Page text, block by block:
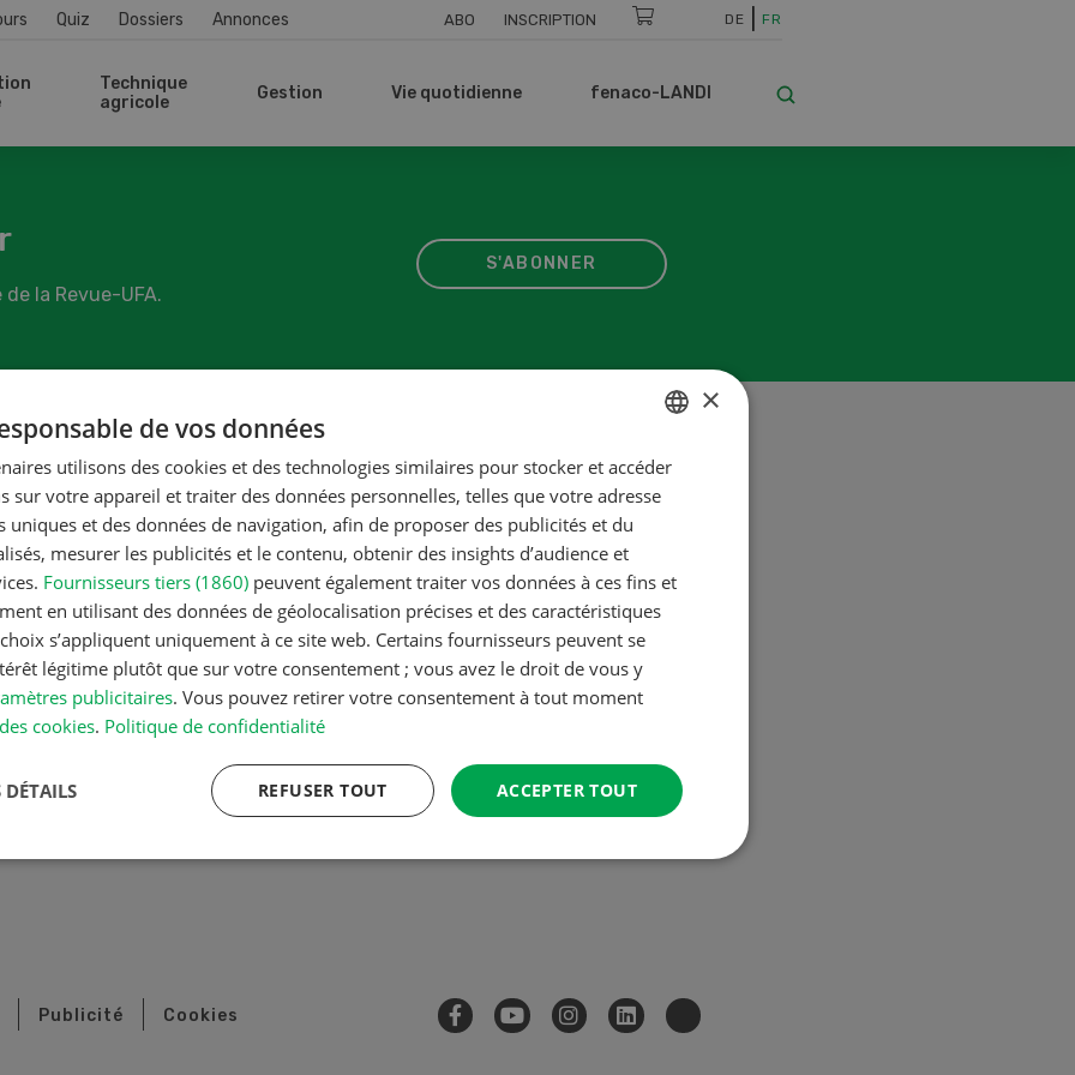
Quiz Dossiers Annonces ABO INSCRIPTION DE FR
Technique
agricole
Gestion Vie quotidienne fenaco-LANDI
la Revue-UFA.
S'ABONNER
de contact
UFA
15a
Édition, vente de publicité,
abonnements
+41 (0) 58 433 65 20
info@ufarevue.ch
Rédaction
redaktion@ufarevue.ch
Publicité Cookies
GERMAN
FRENCH
×
de vos données
utilisons des cookies et des technologies similaires pour stocker et accéder
sur votre appareil et traiter des données personnelles, telles que votre adresse
uniques et des données de navigation, afin de proposer des publicités et du
mesurer les publicités et le contenu, obtenir des insights d’audience et
Fournisseurs tiers (1860) peuvent également traiter vos données à ces fins et
en utilisant des données de géolocalisation précises et des caractéristiques
s’appliquent uniquement à ce site web. Certains fournisseurs peuvent se
légitime plutôt que sur votre consentement ; vous avez le droit de vous y
publicitaires. Vous pouvez retirer votre consentement à tout moment
cookies. Politique de confidentialité
ACCEPTER TOUT
REFUSER TOUT
DÉTAILS